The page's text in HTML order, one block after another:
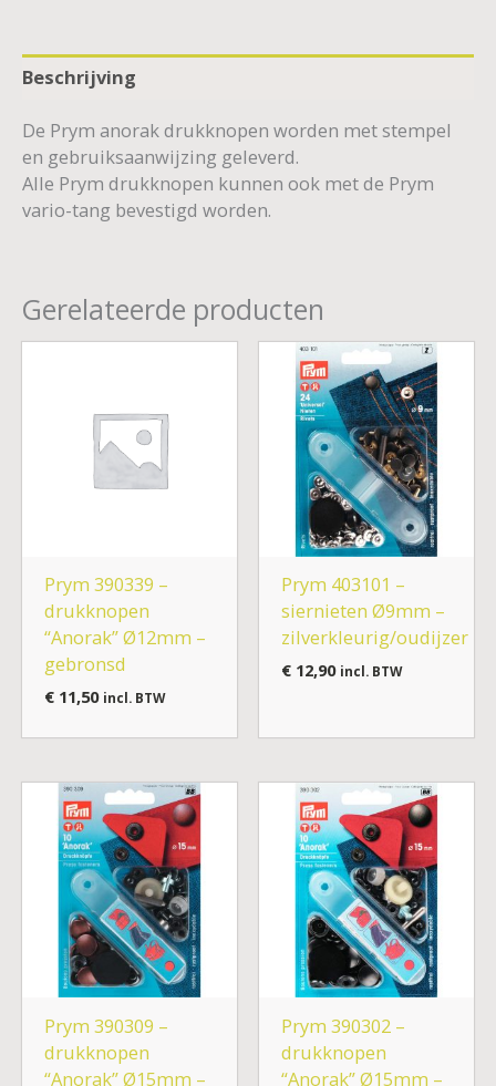
Beschrijving
De Prym anorak drukknopen worden met stempel
en gebruiksaanwijzing geleverd.
Alle Prym drukknopen kunnen ook met de Prym
vario-tang bevestigd worden.
Gerelateerde producten
Prym 390339 –
drukknopen
“Anorak” Ø12mm –
gebronsd
€11,50 incl. BTW
Prym 403101 –
siernieten Ø9mm –
zilverkleurig/oudijzer
€12,90 incl. BTW
Prym 390309 –
drukknopen
“Anorak” Ø15mm –
Prym 390302 –
drukknopen
“Anorak” Ø15mm –